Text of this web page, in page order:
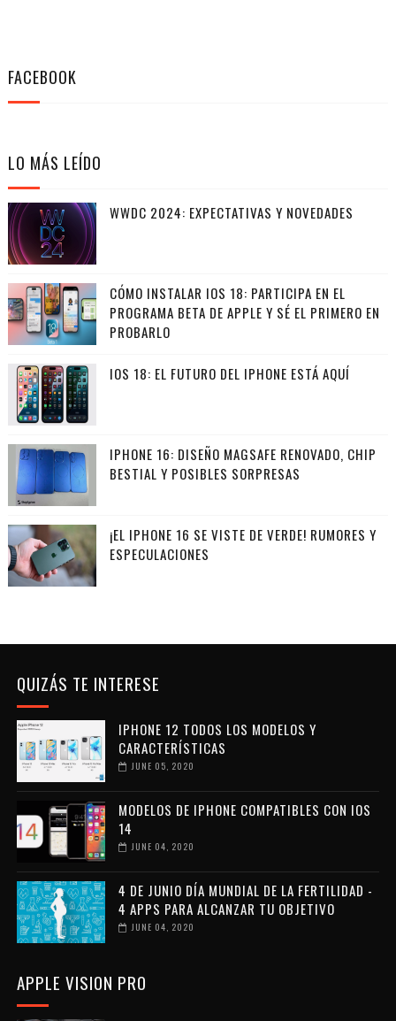
FACEBOOK
LO MÁS LEÍDO
WWDC 2024: EXPECTATIVAS Y NOVEDADES
CÓMO INSTALAR IOS 18: PARTICIPA EN EL
PROGRAMA BETA DE APPLE Y SÉ EL PRIMERO EN
PROBARLO
IOS 18: EL FUTURO DEL IPHONE ESTÁ AQUÍ
IPHONE 16: DISEÑO MAGSAFE RENOVADO, CHIP
BESTIAL Y POSIBLES SORPRESAS
¡EL IPHONE 16 SE VISTE DE VERDE! RUMORES Y
ESPECULACIONES
QUIZÁS TE INTERESE
IPHONE 12 TODOS LOS MODELOS Y
CARACTERÍSTICAS
JUNE 05, 2020
MODELOS DE IPHONE COMPATIBLES CON IOS
14
JUNE 04, 2020
4 DE JUNIO DÍA MUNDIAL DE LA FERTILIDAD -
4 APPS PARA ALCANZAR TU OBJETIVO
JUNE 04, 2020
APPLE VISION PRO